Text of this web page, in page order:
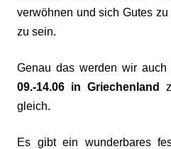
verwöhnen und sich Gutes
zu sein.
Genau das werden wir auch
09.-14.06 in Griechenland
gleich.
Es gibt ein wunderbares